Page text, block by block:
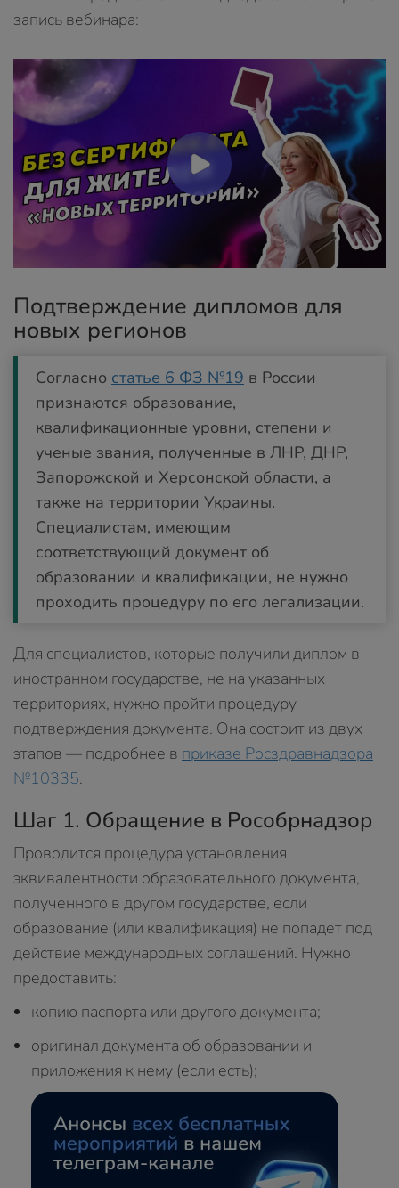
запись вебинара:
Подтверждение дипломов для
новых регионов
Согласно статье 6 ФЗ №19 в России
признаются образование,
квалификационные уровни, степени и
ученые звания, полученные в ЛНР, ДНР,
Запорожской и Херсонской области, а
также на территории Украины.
Специалистам, имеющим
соответствующий документ об
образовании и квалификации, не нужно
проходить процедуру по его легализации.
Для специалистов, которые получили диплом в
иностранном государстве, не на указанных
территориях, нужно пройти процедуру
подтверждения документа. Она состоит из двух
этапов — подробнее в приказе Росздравнадзора
№10335.
Шаг 1. Обращение в Рособрнадзор
Проводится процедура установления
эквивалентности образовательного документа,
полученного в другом государстве, если
образование (или квалификация) не попадет под
действие международных соглашений. Нужно
предоставить:
копию паспорта или другого документа;
оригинал документа об образовании и
приложения к нему (если есть);